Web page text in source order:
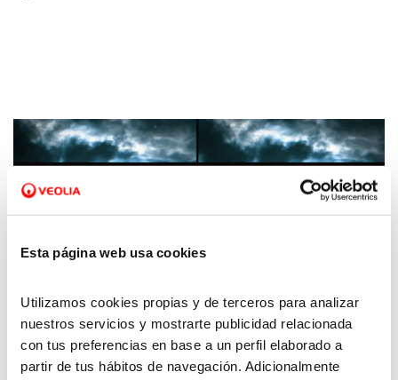
Esta página web usa cookies
Utilizamos cookies propias y de terceros para analizar
nuestros servicios y mostrarte publicidad relacionada
con tus preferencias en base a un perfil elaborado a
partir de tus hábitos de navegación. Adicionalmente
15 FEB 2023
La Meteo con Picó – 10 de febrero de 2023